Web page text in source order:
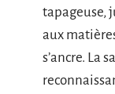
tapageuse,
aux
s’ancre. La